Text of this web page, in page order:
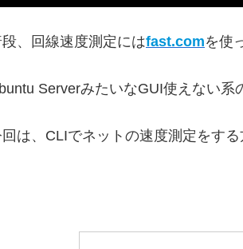
、回線速度測定にはfast.comを使
ServerみたいなGUI使えない
は、CLIでネットの速度測定をす